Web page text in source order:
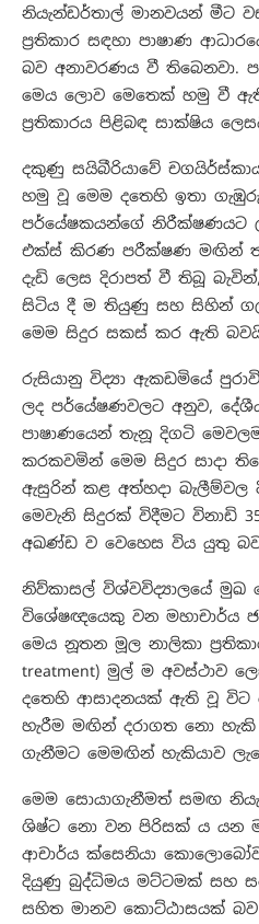
නියැන්ඩර්තාල් මානවයන් මීට
ප්‍රතිකාර සඳහා පාෂාණ
බව අනාවරණය වී තිබෙනවා.
මෙය ලොව මෙතෙක් හමු වී
ප්‍රතිකාරය පිළිබඳ සාක්ෂිය
දකුණු සයිබීරියාවේ
හමු වූ මෙම දතෙහි ඉතා
පර්යේෂකයන්ගේ නිරීක්ෂණයට
එක්ස් කිරණ පරීක්ෂණ මඟින්
දැඩි ලෙස දිරාපත් වී තිබූ
සිටිය දී ම තියුණු සහ සිහින්
මෙම සිදුර සකස් කර ඇති
රුසියානු විද්‍යා ඇකඩමියේ
ලද පර්යේෂණවලට අනුව,
පාෂාණයෙන් තැනූ දිගටි
කරකවමින් මෙම සිදුර සාදා
ඇසුරින් කළ අත්හදා
මෙවැනි සිදුරක් විදීමට විනාඩි
අඛණ්ඩ ව වෙහෙස විය යුතු
නිව්කාසල් විශ්වවිද්‍යාලයේ මුඛ
විශේෂඥයෙකු වන මහාචාර්ය
මෙය නූතන මූල නාලිකා
treatment) මුල් ම අවස්ථාව
දතෙහි ආසාදනයක් ඇති වූ විට
හැරීම මඟින් දරාගත නො
ගැනීමට මෙමඟින් හැකියාව
මෙම සොයාගැනීමත් සමඟ
ශිෂ්ට නො වන පිරිසක් ය යන
ආචාර්ය ක්සෙනියා
දියුණු බුද්ධිමය මට්ටමක් සහ
සහිත මානව කොට්ඨාසයක් බව